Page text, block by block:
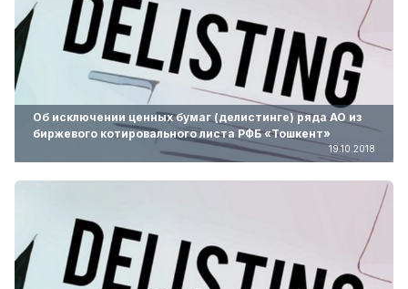
Об исключении ценных бумаг (делистинге) ряда АО из
биржевого котировального листа РФБ «Тошкент»
19.10.2018